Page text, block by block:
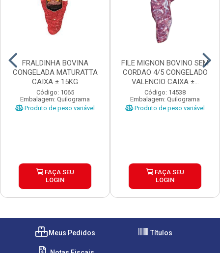
FRALDINHA BOVINA
CONGELADA MATURATTA
CAIXA ± 15KG
Código: 1065
Embalagem: Quilograma
Produto de peso variável
FAÇA SEU
LOGIN
FILE MIGNON BOVINO SEM
CORDAO 4/5 CONGELADO
VALENCIO CAIXA ±...
Código: 14538
Embalagem: Quilograma
Produto de peso variável
FAÇA SEU
LOGIN
Meus Pedidos Títulos